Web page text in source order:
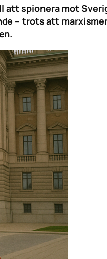
spionera mot
– trots att